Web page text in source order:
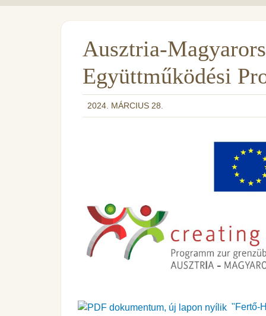
Ausztria-
Együttműködési
2024. MÁRCIUS 28.
"Fertő-